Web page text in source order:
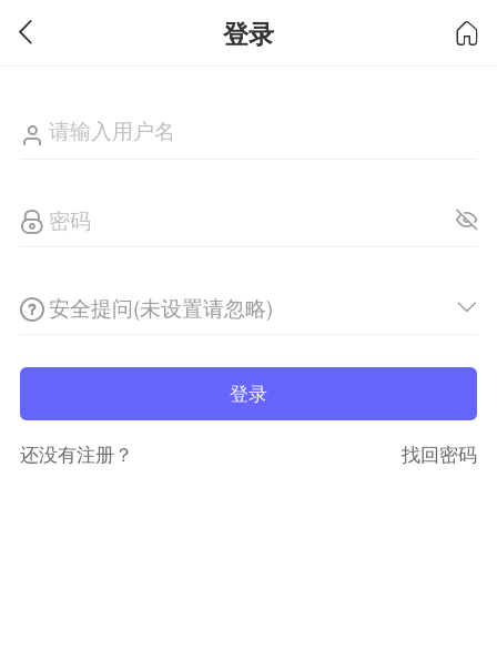
登录
安全提问(未设置请忽略)
登录
还没有注册？ 找回密码